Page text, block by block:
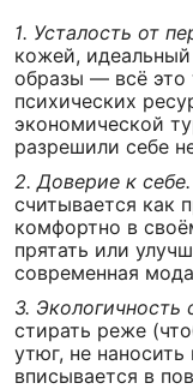
1. Усталость от
кожей,
образы — всё это
психических
экономической
разрешили себе
2. Доверие к себе.
считывается как
комфортно в
прятать или
современная
3. Экологичность
стирать реже
утюг, не
вписывается в